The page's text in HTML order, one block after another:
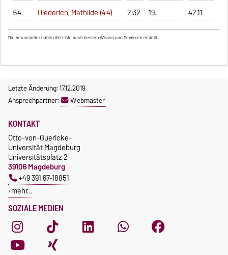
64.
Diederich, Mathilde (44) 2:32 19.. 42.11
Die Veranstalter haben die Liste nach bestem Wissen und Gewissen erstellt.
Letzte Änderung: 17.12.2019
Ansprechpartner:
Webmaster
SOZIALE MEDIEN
KONTAKT
Otto-von-Guericke-
Universität Magdeburg
Universitätsplatz 2
39106 Magdeburg
+49 391 67-18851
mehr…